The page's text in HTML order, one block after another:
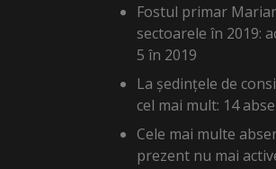
Fostul primar
sectoarele în 2019:
5 în 2019
La ședințele de
cel mai mult: 14
Cele mai multe
prezent nu mai